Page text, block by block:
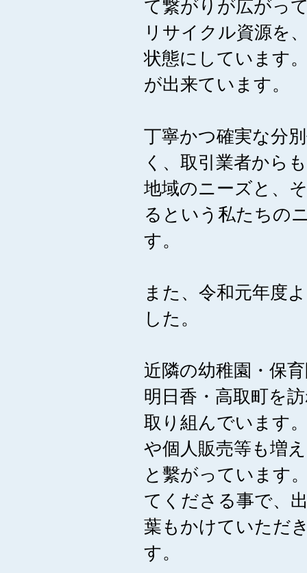
て繋がりが広がっ
リサイクル資源を
状態にしています
が出来ています。
丁寧かつ確実な分
く、取引業者から
地域のニーズと、
るという私たちの
す。
また、令和元年度
した。
近隣の幼稚園・保
明日香・高取町を
取り組んでいます
や個人販売等も増
と繫がっています
てくださる事で、
葉もかけていただ
す。